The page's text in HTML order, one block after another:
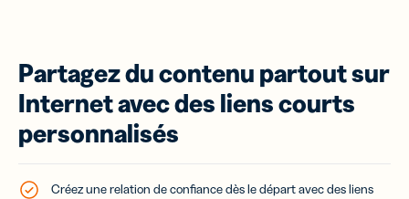
Partagez du contenu partout sur
Internet avec des liens courts
personnalisés
Créez une relation de confiance dès le départ avec des liens